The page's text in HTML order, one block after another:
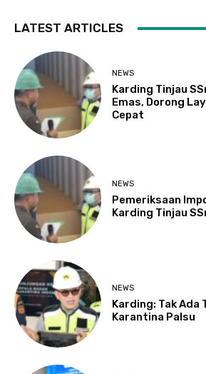
LATEST ARTICLES
NEWS
Karding Tinjau
Emas, Dorong
Cepat
NEWS
Pemeriksaan
Karding Tinjau
NEWS
Karding: Tak
Karantina Palsu